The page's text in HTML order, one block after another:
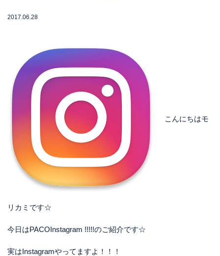
2017.06.28
こんにちはモ
リカミです☆
今日はPACOInstagram !!!!!のご紹介です☆
実はInstagramやってますよ！！！